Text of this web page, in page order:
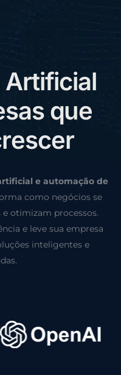
Artificial
sas que
rescer
e automação de
como negócios se
otimizam processos.
e leve sua empresa
inteligentes e